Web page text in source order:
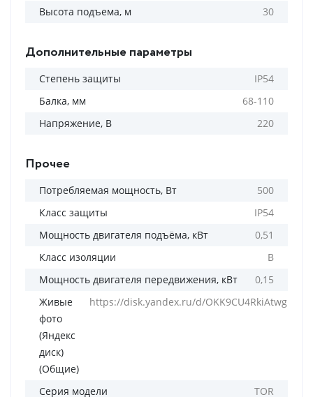
Высота подъема, м 30
Дополнительные параметры
Степень защиты
IP54
Балка, мм
68-110
Напряжение, В
220
Прочее
Потребляемая мощность, Вт
500
Класс защиты
IP54
Мощность двигателя подъёма, кВт
0,51
Класс изоляции
B
Мощность двигателя передвижения, кВт
0,15
Живые
фото
(Яндекс
диск)
(Общие)
https://disk.yandex.ru/d/OKK9CU4RkiAtwg
Серия модели
TOR